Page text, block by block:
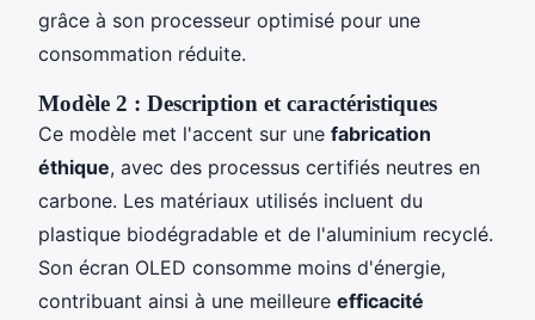
grâce à son processeur optimisé pour une
consommation réduite.
Modèle 2 : Description et caractéristiques
Ce modèle met l'accent sur une fabrication
éthique, avec des processus certifiés neutres en
carbone. Les matériaux utilisés incluent du
plastique biodégradable et de l'aluminium recyclé.
Son écran OLED consomme moins d'énergie,
contribuant ainsi à une meilleure efficacité